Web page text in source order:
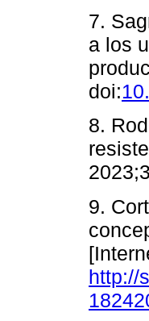
7.
a los
doi:
8.
9.
http://